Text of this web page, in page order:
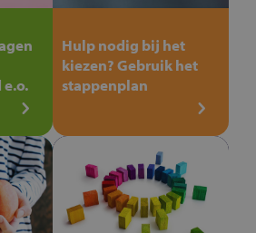
Hulp nodig bij het
kiezen? Gebruik het
stappenplan